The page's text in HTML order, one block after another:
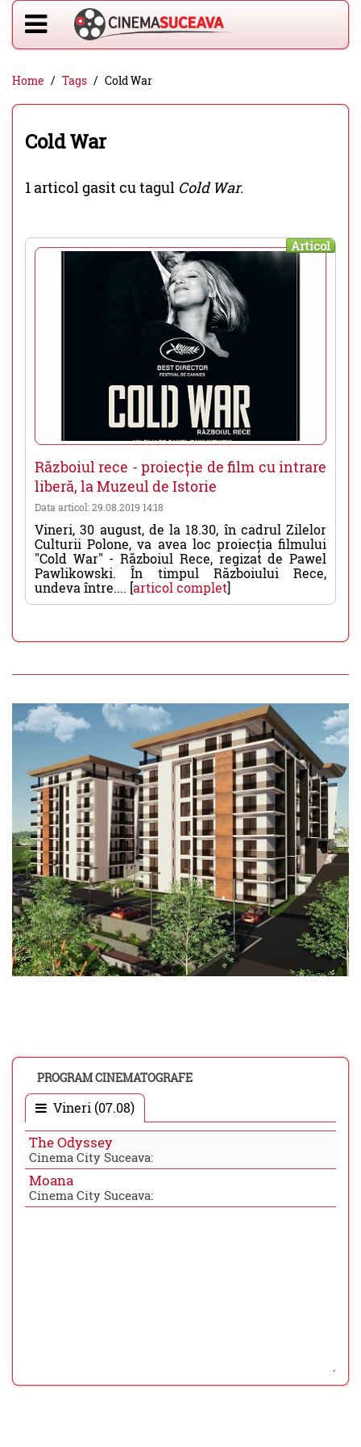
Home Tags Cold War
Cold War
1 articol gasit cu tagul Cold War.
Articol
Războiul rece - proiecție de film cu intrare
liberă, la Muzeul de Istorie
Data articol: 29.08.2019 14:18
Vineri, 30 august, de la 18.30, în cadrul Zilelor
Culturii Polone, va avea loc proiecția filmului
"Cold War" - Războiul Rece, regizat de Pawel
Pawlikowski. În timpul Războiului Rece,
undeva între.... [articol complet]
PROGRAM CINEMATOGRAFE
Vineri (07.08)
The Odyssey
Cinema City Suceava:
Moana
Cinema City Suceava: